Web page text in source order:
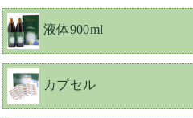
液体900ml
カプセル